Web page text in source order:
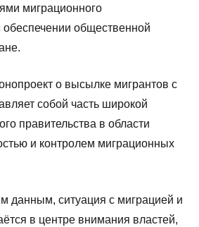
миграционного
обеспечении общественной
о высылке мигрантов с
собой часть широкой
правительства в области
и контролем миграционных
данным, ситуация с миграцией и
в центре внимания властей,